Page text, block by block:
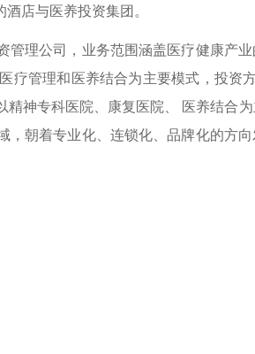
店与医养投资集团。
理公司，业务范围涵盖医疗健康产业
管理和医养结合为主要模式，投资
神专科医院、康复医院、 医养结合
朝着专业化、连锁化、品牌化的方向